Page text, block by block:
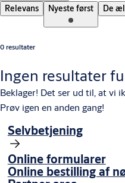
Relevans
Nyeste først De
0 resultater
Ingen resultater
Beklager! Det ser ud til, at vi
Prøv igen en anden gang!
Selvbetjening
Online formularer
Online bestilling af